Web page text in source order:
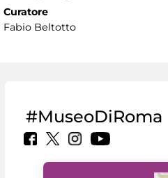
Curatore
Fabio Beltotto
#MuseoDiRoma